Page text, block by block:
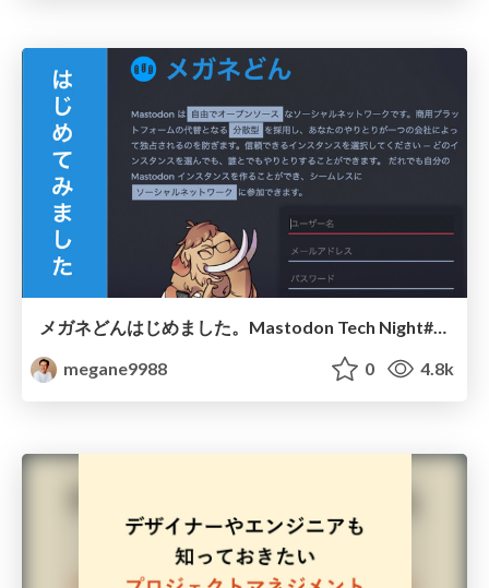
メガネどんはじめました。Mastodon Tech Night#1 (旧題: Mastodonを支える技術を探る)
megane9988
0 4.8k